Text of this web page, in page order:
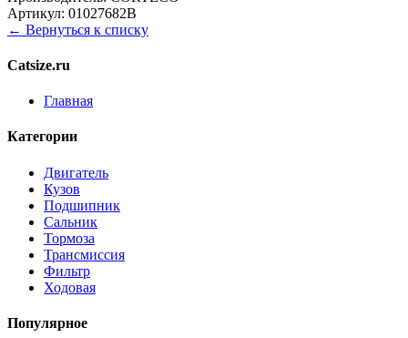
Артикул: 01027682B
← Вернуться к списку
Catsize.ru
Главная
Категории
Двигатель
Кузов
Подшипник
Сальник
Тормоза
Трансмиссия
Фильтр
Ходовая
Популярное